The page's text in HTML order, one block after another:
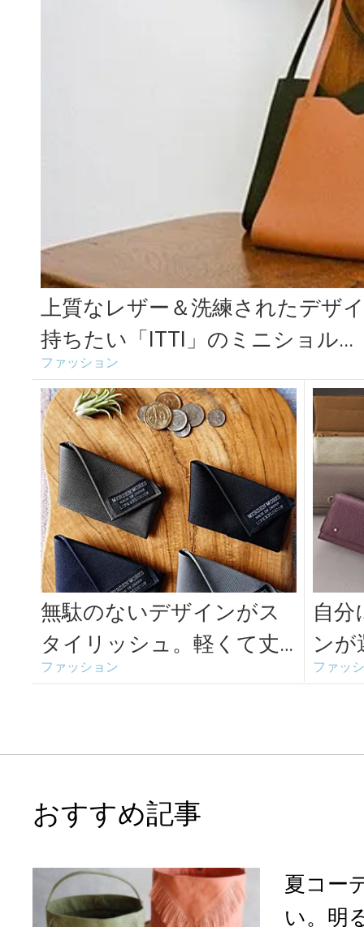
上質なレザー＆洗練されたデザ
持ちたい「ITTI」のミニショル...
ファッション
無駄のないデザインがス
タイリッシュ。軽くて丈
夫な「WERDENWORKS」
ファッション
自分
ンが
ア」
ファッ
おすすめ記事
夏コー
い。明